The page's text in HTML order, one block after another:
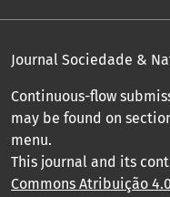
Journal Sociedade &
Continuous-flow
may be found on
menu.
This journal and its
Commons Atribuição